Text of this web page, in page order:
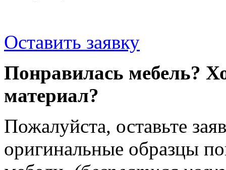
Оставить заявку
Понравилась мебель?
материал?
Пожалуйста, оставьте
оригинальные образцы